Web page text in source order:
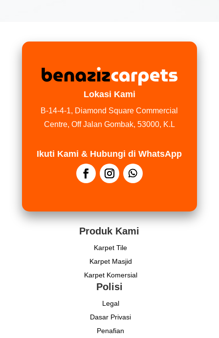
Lokasi Kami
B-14-4-1, Diamond Square Commercial
Centre, Off Jalan Gombak, 53000, K.L
Ikuti Kami & Hubungi di WhatsApp
Produk Kami
Karpet Tile
Karpet Masjid
Karpet Komersial
Polisi
Legal
Dasar Privasi
Penafian